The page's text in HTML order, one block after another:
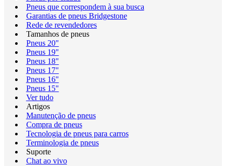
Pneus que correspondem à sua busca
Garantias de pneus Bridgestone
Rede de revendedores
Tamanhos de pneus
Pneus 20"
Pneus 19"
Pneus 18"
Pneus 17"
Pneus 16"
Pneus 15"
Ver tudo
Artigos
Manutenção de pneus
Compra de pneus
Tecnologia de pneus para carros
Terminologia de pneus
Suporte
Chat ao vivo